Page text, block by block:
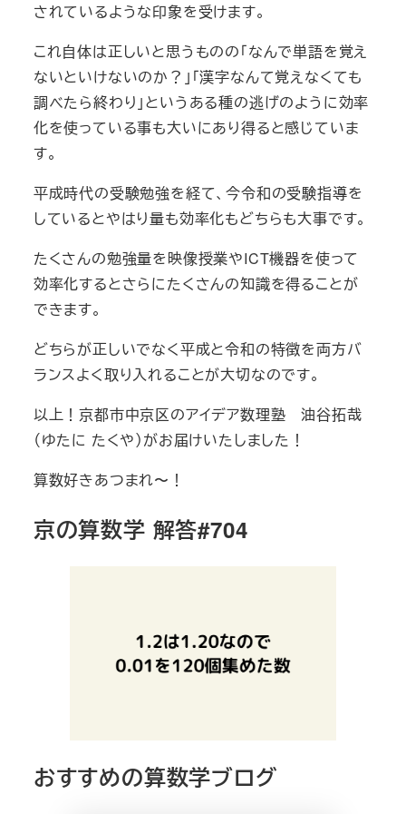
されているような印象を受けます。
これ自体は正しいと思うものの「なんで単語を覚え
ないといけないのか？」「漢字なんて覚えなくても
調べたら終わり」というある種の逃げのように効率
化を使っている事も大いにあり得ると感じていま
す。
平成時代の受験勉強を経て、今令和の受験指導を
しているとやはり量も効率化もどちらも大事です。
たくさんの勉強量を映像授業やICT機器を使って
効率化するとさらにたくさんの知識を得ることが
できます。
どちらが正しいでなく平成と令和の特徴を両方バ
ランスよく取り入れることが大切なのです。
以上！京都市中京区のアイデア数理塾 油谷拓哉
（ゆたに たくや）がお届けいたしました！
算数好きあつまれ〜！
京の算数学 解答#704
おすすめの算数学ブログ